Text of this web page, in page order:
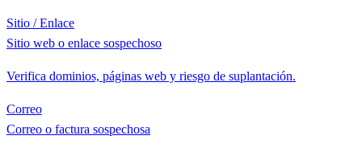
Sitio / Enlace
Sitio web o enlace sospechoso
Verifica dominios, páginas web y riesgo de suplantación.
Correo
Correo o factura sospechosa